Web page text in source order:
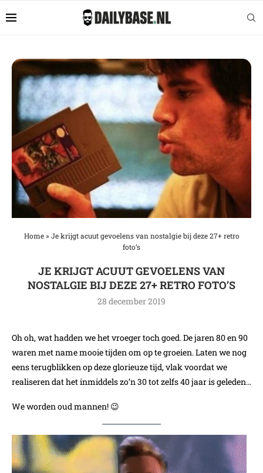
Home» Je krijgt acuut gevoelens van nostalgie bij deze 27+ retro
foto’s
JE KRIJGT ACUUT GEVOELENS VAN
NOSTALGIE BIJ DEZE 27+ RETRO FOTO’S
28 december 2019
Oh oh, wat hadden we het vroeger toch goed. De jaren 80 en 90
waren met name mooie tijden om op te groeien. Laten we nog
eens terugblikken op deze glorieuze tijd, vlak voordat we
realiseren dat het inmiddels zo’n 30 tot zelfs 40 jaar is geleden…
We worden oud mannen! 😉